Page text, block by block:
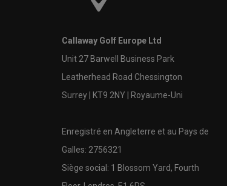
Callaway Golf Europe Ltd
Unit 27 Barwell Business Park
Leatherhead Road Chessington
Surrey | KT9 2NY | Royaume-Uni
Enregistré en Angleterre et au Pays de
Galles: 2756321
Siège social: 1 Blossom Yard, Fourth